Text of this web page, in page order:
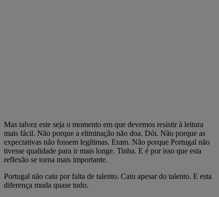
Mas talvez este seja o momento em que devemos resistir à leitura
mais fácil. Não porque a eliminação não doa. Dói. Não porque as
expectativas não fossem legítimas. Eram. Não porque Portugal não
tivesse qualidade para ir mais longe. Tinha. E é por isso que esta
reflexão se torna mais importante.
Portugal não caiu por falta de talento. Caiu apesar do talento. E esta
diferença muda quase tudo.